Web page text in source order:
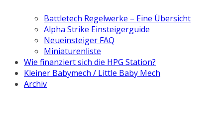
Battletech Regelwerke – Eine Übersicht
Alpha Strike Einsteigerguide
Neueinsteiger FAQ
Miniaturenliste
Wie finanziert sich die HPG Station?
Kleiner Babymech / Little Baby Mech
Archiv